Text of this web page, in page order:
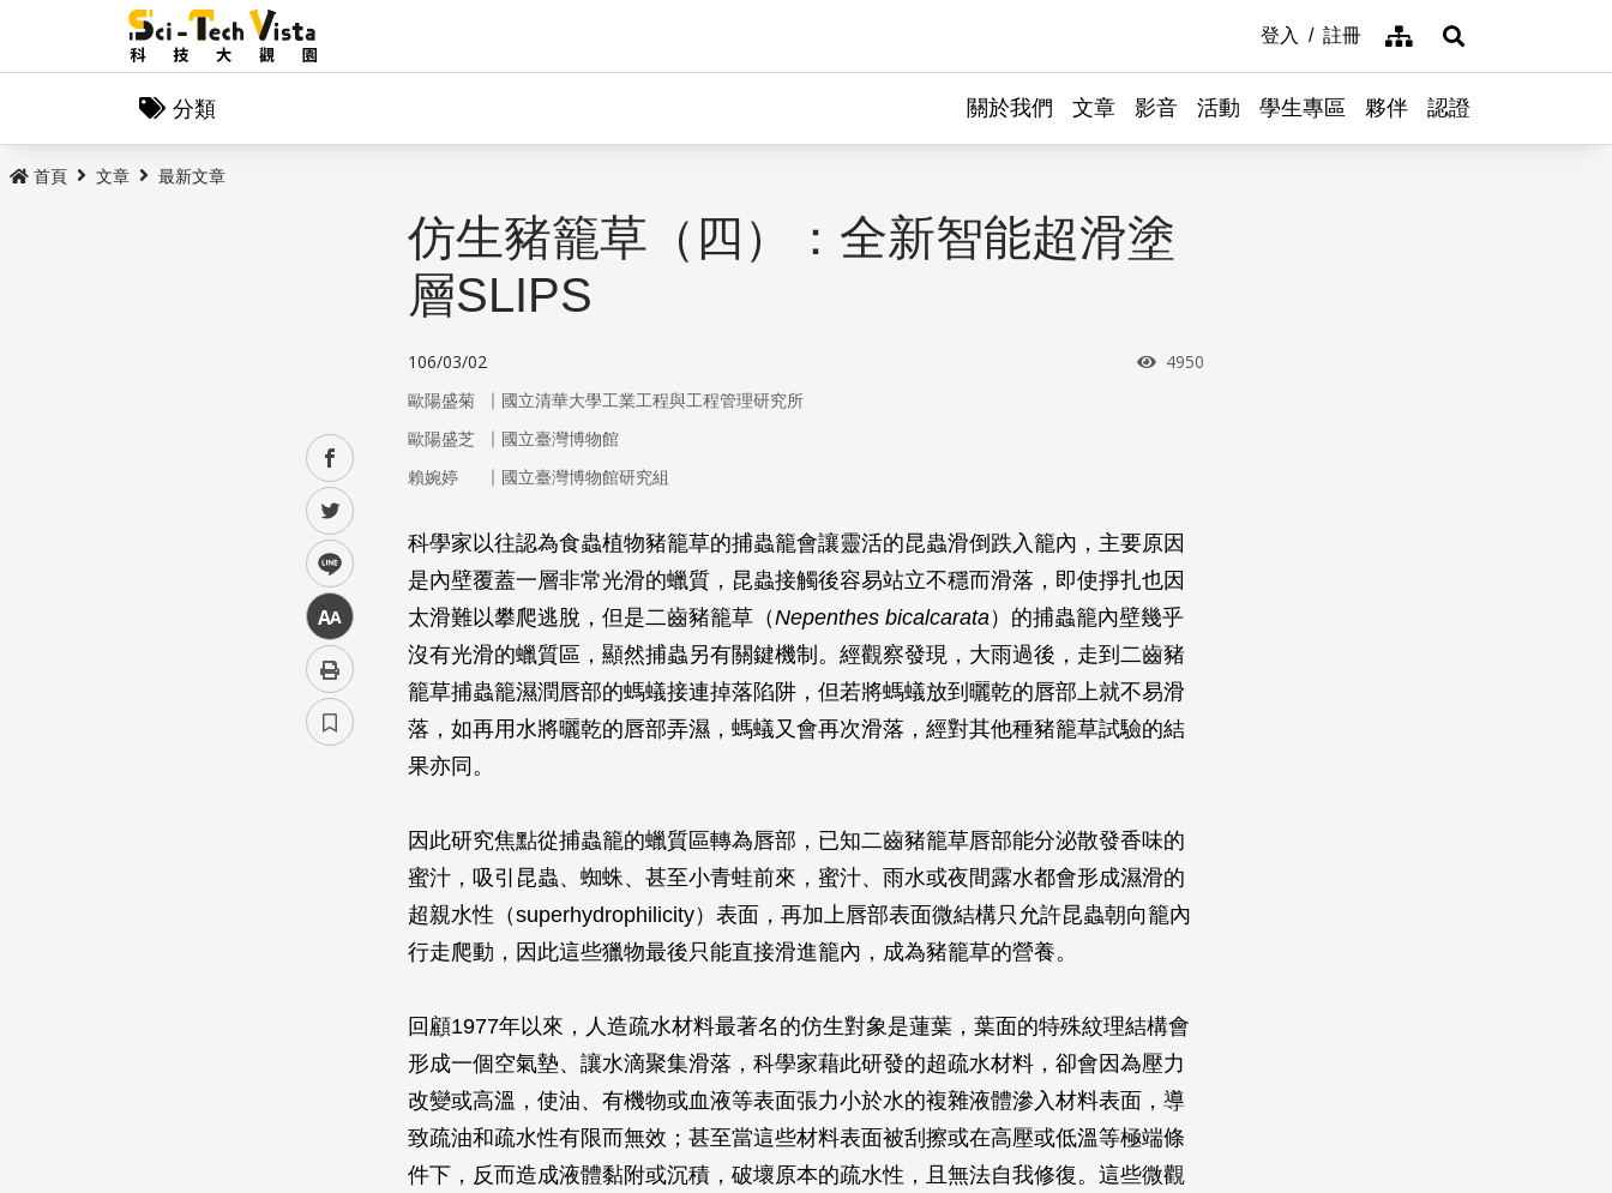
登入 註冊 網站導覽展開搜尋
分類 關於我們 文章 影音 活動 學生專區 夥伴 認證
首頁 文章 最新文章
facebook
twitter
line
中
仿生豬籠草（四）：全新智能超滑塗
層SLIPS
106/03/02 瀏覽次數
4950
歐陽盛菊 ｜ 國立清華大學工業工程與工程管理研究所
歐陽盛芝
｜ 國立臺灣博物館
賴婉婷
｜ 國立臺灣博物館研究組
科學家以往認為食蟲植物豬籠草的捕蟲籠會讓靈活的昆蟲滑倒跌入籠內，主要原因
是內壁覆蓋一層非常光滑的蠟質，昆蟲接觸後容易站立不穩而滑落，即使掙扎也因
太滑難以攀爬逃脫，但是二齒豬籠草（Nepenthes bicalcarata）的捕蟲籠內壁幾乎
沒有光滑的蠟質區，顯然捕蟲另有關鍵機制。經觀察發現，大雨過後，走到二齒豬
籠草捕蟲籠濕潤唇部的螞蟻接連掉落陷阱，但若將螞蟻放到曬乾的唇部上就不易滑
落，如再用水將曬乾的唇部弄濕，螞蟻又會再次滑落，經對其他種豬籠草試驗的結
果亦同。
因此研究焦點從捕蟲籠的蠟質區轉為唇部，已知二齒豬籠草唇部能分泌散發香味的
蜜汁，吸引昆蟲、蜘蛛、甚至小青蛙前來，蜜汁、雨水或夜間露水都會形成濕滑的
超親水性（superhydrophilicity）表面，再加上唇部表面微結構只允許昆蟲朝向籠內
行走爬動，因此這些獵物最後只能直接滑進籠內，成為豬籠草的營養。
回顧1977年以來，人造疏水材料最著名的仿生對象是蓮葉，葉面的特殊紋理結構會
形成一個空氣墊、讓水滴聚集滑落，科學家藉此研發的超疏水材料，卻會因為壓力
改變或高溫，使油、有機物或血液等表面張力小於水的複雜液體滲入材料表面，導
致疏油和疏水性有限而無效；甚至當這些材料表面被刮擦或在高壓或低溫等極端條
件下，反而造成液體黏附或沉積，破壞原本的疏水性，且無法自我修復。這些微觀